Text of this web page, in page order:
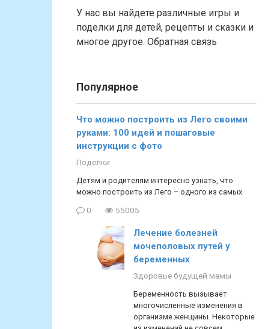
У нас вы найдете различные игры и
поделки для детей, рецепты и сказки и
многое другое. Обратная связь
Популярное
Что можно построить из Лего своими
руками: 100 идей и пошаговые
инструкции с фото
Поделки
Детям и родителям интересно узнать, что
можно построить из Лего – одного из самых
0 55005
Лечение болезней
мочеполовых путей у
беременных
Здоровье будущей мамы
Беременность вызывает
многочисленные изменения в
организме женщины. Некоторые